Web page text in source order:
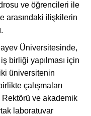
ve öğrencileri ile
arasındaki ilişkilerin
Üniversitesinde,
birliği yapılması için
üniversitenin
çalışmaları
ve akademik
laboratuvar